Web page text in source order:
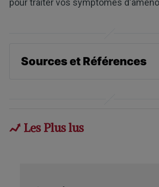
pour traiter vos symptômes
Sources et Références
Mayo Clinic, Aménorrhée
Les Plus lus